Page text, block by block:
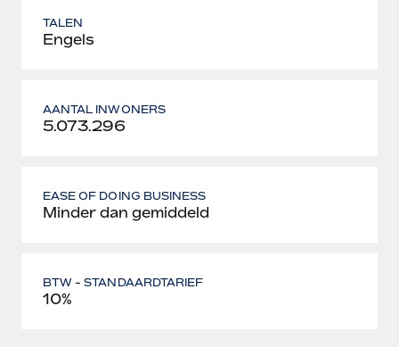
TALEN
Engels
AANTAL INWONERS
5.073.296
EASE OF DOING BUSINESS
Minder dan gemiddeld
BTW - STANDAARDTARIEF
10%